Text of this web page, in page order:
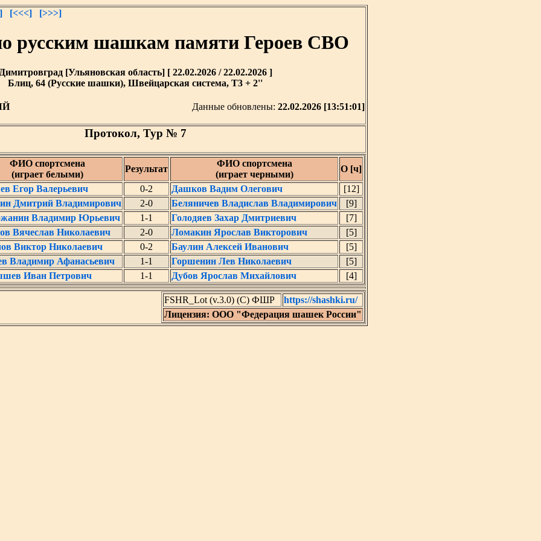
[<<<] [>>>]
русским шашкам памяти Героев СВО
Димитровград [Ульяновская область] [ 22.02.2026 / 22.02.2026 ]
Блиц, 64 (Русские шашки), Швейцарская система, T3 + 2''
Данные обновлены: 22.02.2026 [13:51:01]
Протокол, Тур № 7
ФИО спортсмена
(играет белыми)
Результат
ФИО спортсмена
(играет черными)
О [ч]
Егор Валерьевич 0-2 Дашков Вадим Олегович
[12]
Дмитрий Владимирович 2-0 Беляничев Владислав Владимирович
[9]
Владимир Юрьевич 1-1 Голодяев Захар Дмитриевич
[7]
Вячеслав Николаевич 2-0 Ломакин Ярослав Викторович
[5]
Виктор Николаевич 0-2 Баулин Алексей Иванович
[5]
Владимир Афанасьевич 1-1 Горшенин Лев Николаевич
[5]
Иван Петрович 1-1 Дубов Ярослав Михайлович [4]
FSHR_Lot (v.3.0) (C) ФШР
https://shashki.ru/
Лицензия: ООО "Федерация шашек России"